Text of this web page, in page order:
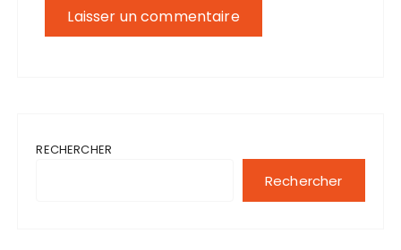
RECHERCHER
Rechercher